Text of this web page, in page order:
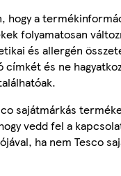
hogy a
folyamatosan
és allergén
és ne
sajátmárkás
vedd fel a
ha nem Tesco